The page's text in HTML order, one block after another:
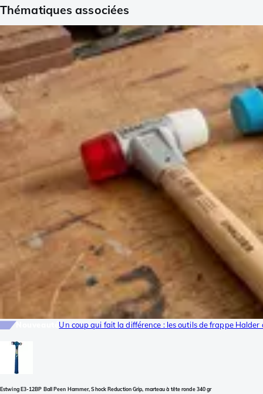
Thématiques associées
Un coup qui fait la différence : les outils de frappe
Estwing E3-12BP Ball Peen Hammer, Shock Reduction Grip, marteau à tête ronde 340 gr